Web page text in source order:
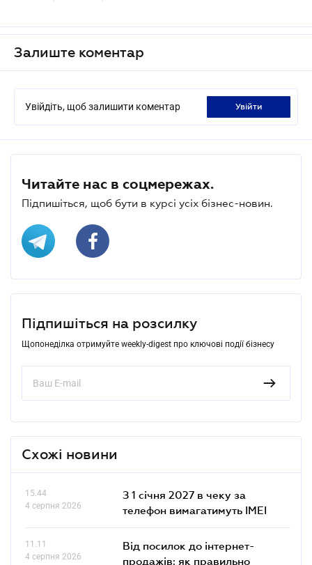
Залиште коментар
Увійдіть, щоб залишити коментар увійти
Читайте нас в соцмережах.
Підпишіться, щоб бути в курсі усіх бізнес-новин.
Підпишіться на розсилку
Щопонеділка отримуйте weekly-digest про ключові події бізнесу
Схожі новини
15.44
4 серпня 2026
З 1 січня 2027 в чеку за
телефон вимагатимуть IMEI
11.11
4 серпня 2026
Від посилок до інтернет-
продажів: як правильно